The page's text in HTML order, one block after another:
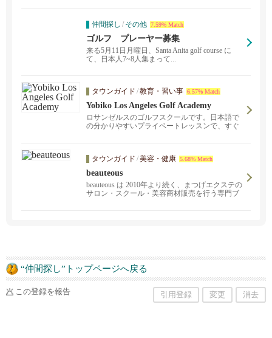
仲間探し / その他 7.59% Match
ゴルフ プレーヤー募集
来る5月11日月曜日、Santa Anita golf course に
て、日本人7~8人集まって...
タウンガイド /教育・習い事 6.57% Match
Yobiko Los Angeles Golf Academy
ロサンゼルスのゴルフスクールです。日本語で
の分かりやすいプライベートレッスンで、すぐ
トなどの様々な試合への参加も総合的にサポー
トしております。 提携校からのI-20発行可。
タウンガイド /美容・健康 5.68% Match
beauteous
beauteous は 2010年より続く、まつげエクステの
サロン・スクール・美容商材販売を行う専門ブ
“仲間探し”トップページへ戻る
この登録を報告 引用登録 変更 消去